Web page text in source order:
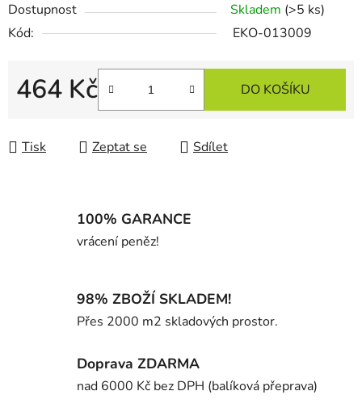
Dostupnost Skladem (>5 ks)
Kód:
EKO-013009
464 Kč DO KOŠÍKU
Tisk Zeptat se Sdílet
100% GARANCE
vrácení peněz!
98% ZBOŽÍ SKLADEM!
Přes 2000 m2 skladových prostor.
Doprava ZDARMA
nad 6000 Kč bez DPH (balíková přeprava)